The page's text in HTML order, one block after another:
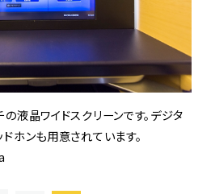
液晶ワイドスクリーンです。デジタ
ホンも用意されています。